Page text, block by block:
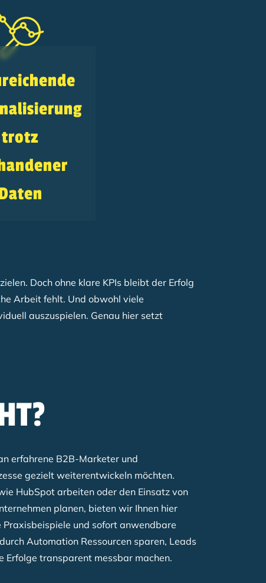
trotz
Doch ohne klare KPIs bleibt der Erfolg
Arbeit fehlt. Und obwohl viele
auszuspielen. Genau hier setzt
erfahrene B2B-Marketer und
gezielt weiterentwickeln möchten.
HubSpot arbeiten oder den Einsatz von
planen, bieten wir Ihnen hier
und sofort anwendbare
Automation Ressourcen sparen, Leads
Erfolge transparent messbar machen.